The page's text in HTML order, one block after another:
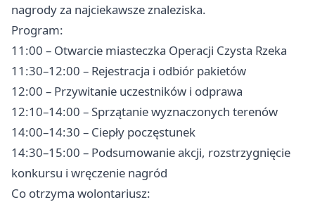
nagrody za najciekawsze znaleziska.
Program:
11:00 – Otwarcie miasteczka Operacji Czysta Rzeka
11:30–12:00 – Rejestracja i odbiór pakietów
12:00 – Przywitanie uczestników i odprawa
12:10–14:00 – Sprzątanie wyznaczonych terenów
14:00–14:30 – Ciepły poczęstunek
14:30–15:00 – Podsumowanie akcji, rozstrzygnięcie
konkursu i wręczenie nagród
Co otrzyma wolontariusz: